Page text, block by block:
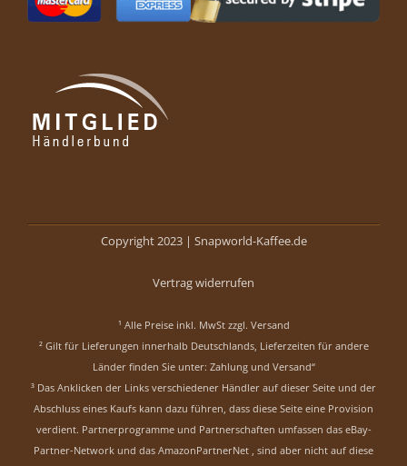
Copyright 2023 | Snapworld-Kaffee.de
Vertrag widerrufen
¹ Alle Preise inkl. MwSt zzgl. Versand
² Gilt für Lieferungen innerhalb Deutschlands, Lieferzeiten für andere
Länder finden Sie unter: Zahlung und Versand“
³ Das Anklicken der Links verschiedener Händler auf dieser Seite und der
Abschluss eines Kaufs kann dazu führen, dass diese Seite eine Provision
verdient. Partnerprogramme und Partnerschaften umfassen das eBay-
Partner-Network und das AmazonPartnerNet , sind aber nicht auf diese